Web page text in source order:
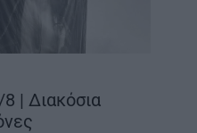
| Διακόσια